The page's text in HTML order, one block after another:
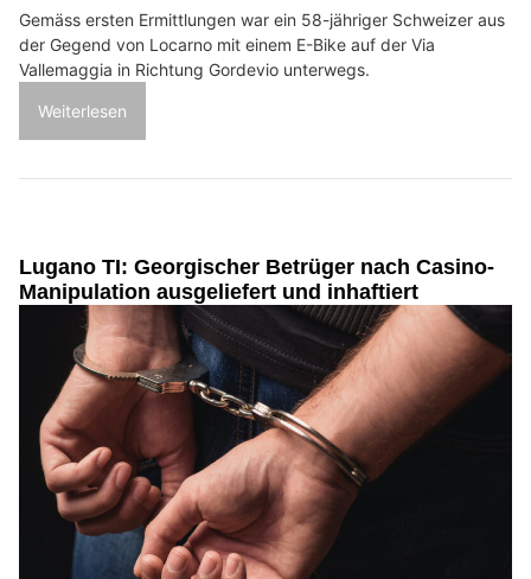
Gemäss ersten Ermittlungen war ein 58-jähriger Schweizer aus
der Gegend von Locarno mit einem E-Bike auf der Via
Vallemaggia in Richtung Gordevio unterwegs.
Weiterlesen
Lugano TI: Georgischer Betrüger nach Casino-
Manipulation ausgeliefert und inhaftiert